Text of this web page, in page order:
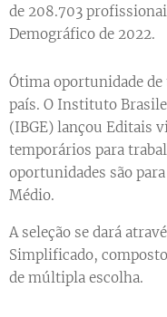
de 208.703
Demográfico de 2022.
Ótima oportunidade
país. O Instituto
(IBGE) lançou Editais
temporários para
oportunidades são
Médio.
A seleção se dará
Simplificado,
de múltipla escolha.